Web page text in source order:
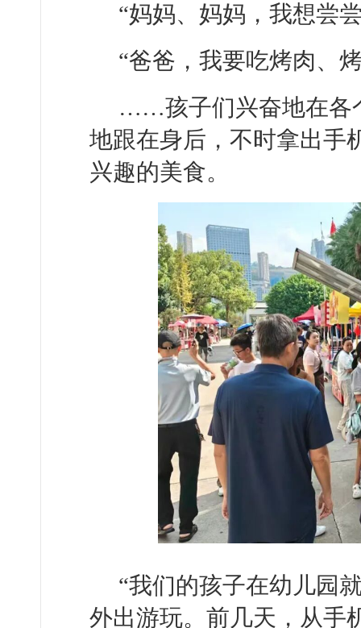
“妈妈、妈妈，我想尝
“爸爸，我要吃烤肉、
……孩子们兴奋地在各
地跟在身后，不时拿出手
兴趣的美食。
“我们的孩子在幼儿园
外出游玩。前几天，从手